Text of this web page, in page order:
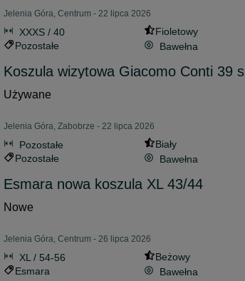
Jelenia Góra, Centrum - 22 lipca 2026
XXXS / 40
Fioletowy
Pozostałe
Bawełna
Koszula wizytowa Giacomo Conti 39
Używane
Jelenia Góra, Zabobrze - 22 lipca 2026
Pozostałe
Biały
Pozostałe
Bawełna
Esmara nowa koszula XL 43/44
Nowe
Jelenia Góra, Centrum - 26 lipca 2026
XL / 54-56
Beżowy
Esmara
Bawełna